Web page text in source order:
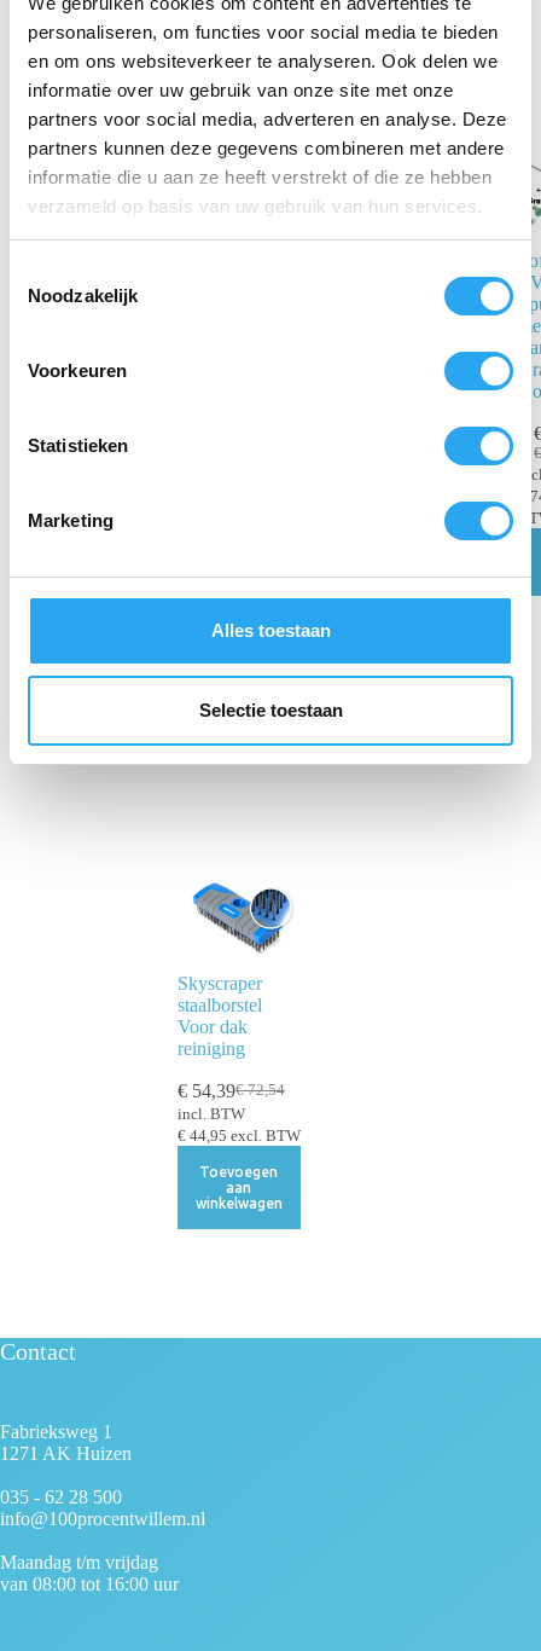
personaliseren, om functies voor social media te bieden
en om ons websiteverkeer te analyseren. Ook delen we
informatie over uw gebruik van onze site met onze
partners voor social media, adverteren en analyse. Deze
partners kunnen deze gegevens combineren met andere
informatie die u aan ze heeft verstrekt of die ze hebben
verzameld op basis van uw gebruik van hun services.
t
Noodzakelijk
Voorkeuren
Statistieken
Marketing
Alles toestaan
Selectie toestaan
Gerelateerde producten
Skyscraper
staalborstel
Voor dak
reiniging
€72,54
€54,39
incl. BTW
€44,95 excl. BTW
Toevoegen
aan
winkelwagen
Contact
Fabrieksweg 1
1271 AK Huizen
035 - 62 28 500
info@100procentwillem.nl
Maandag t/m vrijdag
van 08:00 tot 16:00 uur